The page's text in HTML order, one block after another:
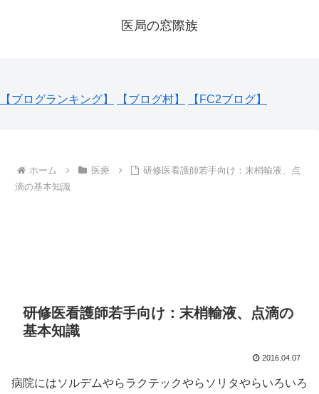
医局の窓際族
【ブログランキング】 【ブログ村】 【FC2ブログ】
ホーム 医療
研修医看護師若手向け：末梢輸液、点
滴の基本知識
研修医看護師若手向け：末梢輸液、点滴の
基本知識
2016.04.07
病院にはソルデムやらラクテックやらソリタやらいろいろ